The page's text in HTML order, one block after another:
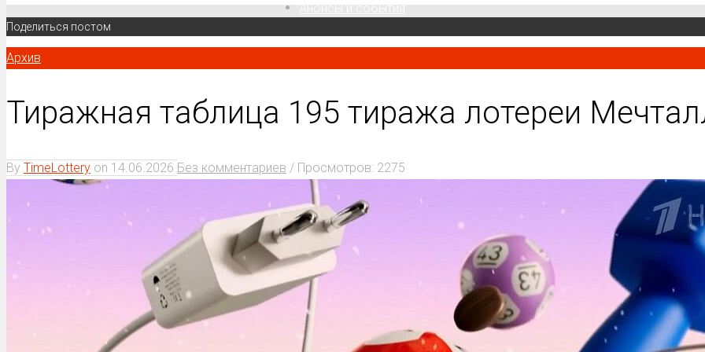
Поделиться постом
Архив
Тиражная таблица 195 тиража лотереи
By TimeLottery on 14.06.2026 Без комментариев / Просмотров: 2275